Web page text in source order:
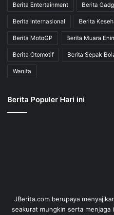
Berita Entertainment Berita
Berita Internasional Berita
Berita MotoGP Berita Muara
Berita Otomotif Berita Sepak
Wanita
Berita Populer Hari ini
JBerita.com berupaya
seakurat mungkin serta